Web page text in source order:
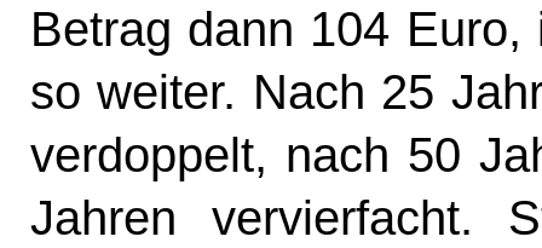
Betrag dann 104
so weiter. Nach 25
verdoppelt, nach 50
Jahren vervierfacht.